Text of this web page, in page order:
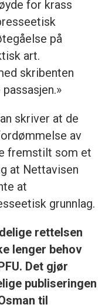
for krass
på
art.
skribenten
skriver at de
av
fremstilt som et
at Nettavisen
at
grunnlag.
rettelsen
lenger behov
Det gjør
publiseringen
til